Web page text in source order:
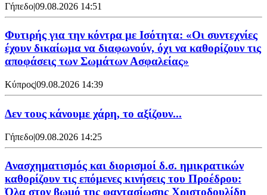
Γήπεδο|09.08.2026 14:51
Φυτιρής για την κόντρα με Ισότητα: «Οι συντεχνίες
έχουν δικαίωμα να διαφωνούν, όχι να καθορίζουν τις
αποφάσεις των Σωμάτων Ασφαλείας»
Κύπρος|09.08.2026 14:39
Δεν τους κάνουμε χάρη, το αξίζουν...
Γήπεδο|09.08.2026 14:25
Ανασχηματισμός και διορισμοί δ.σ. ημικρατικών
καθορίζουν τις επόμενες κινήσεις του Προέδρου:
Όλα στον βωμό της φαντασίωσης Χριστοδουλίδη